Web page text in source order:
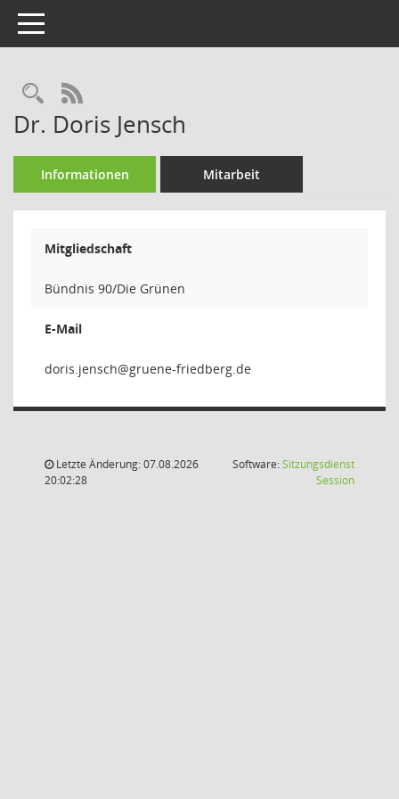
Toggle navigation
Rechercheauswahl
RSS-Feed
Dr. Doris Jensch
Informationen Mitarbeit
Mitgliedschaft
Bündnis 90/Die Grünen
E-Mail
hcsnej
Letzte Änderung: 07.08.2026
20:02:28
Software:Sitzungsdienst
Session(Wird in